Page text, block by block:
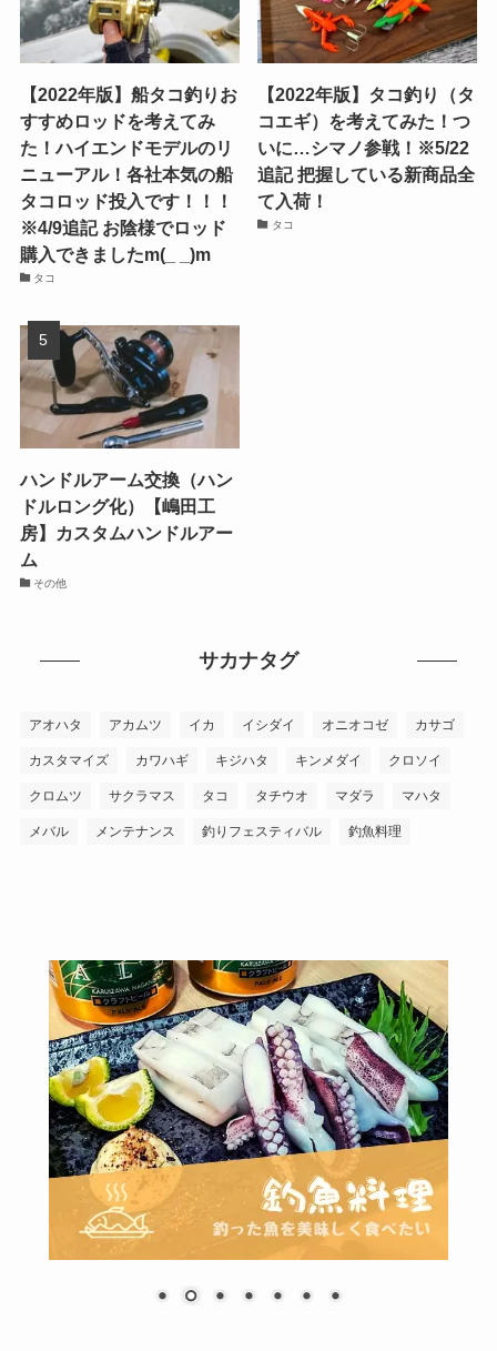
【2022年版】船タコ釣りお
すすめロッドを考えてみ
た！ハイエンドモデルのリ
ニューアル！各社本気の船
タコロッド投入です！！！
※4/9追記 お陰様でロッド
購入できましたm(_ _)m
タコ
【2022年版】タコ釣り（タ
コエギ）を考えてみた！つ
いに…シマノ参戦！※5/22
追記 把握している新商品全
て入荷！
タコ
ハンドルアーム交換（ハン
ドルロング化）【嶋田工
房】カスタムハンドルアー
ム
その他
サカナタグ
アオハタ アカムツ イカ イシダイ オニオコゼ カサゴ
カスタマイズ カワハギ キジハタ キンメダイ クロソイ
クロムツ サクラマス タコ タチウオ マダラ マハタ
メバル メンテナンス 釣りフェスティバル 釣魚料理